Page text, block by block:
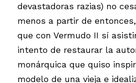
devastadoras razias) no
menos a partir de
que con Vermudo II sí
intento de restaurar la
monárquica que quiso
modelo de una vieja e